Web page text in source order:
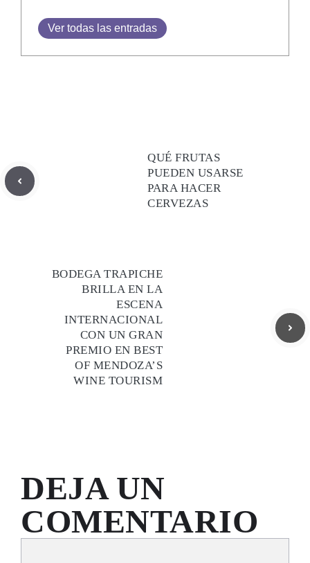
Ver todas las entradas
QUÉ FRUTAS
PUEDEN USARSE
PARA HACER
CERVEZAS
BODEGA TRAPICHE
BRILLA EN LA
ESCENA
INTERNACIONAL
CON UN GRAN
PREMIO EN BEST
OF MENDOZA’S
WINE TOURISM
DEJA UN
COMENTARIO